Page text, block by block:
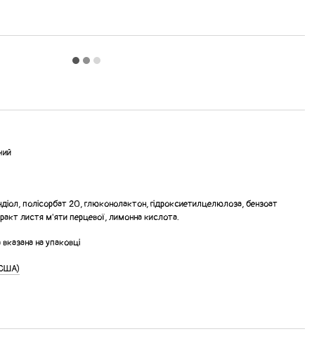
полісорбат 20, глюконолактон, гідроксиетилцелюлоза, бензоат
листя м'яти перцевої, лимонна кислота.
на упаковці